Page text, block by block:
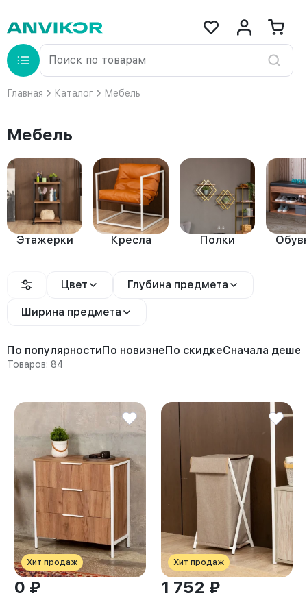
Главная Каталог Мебель
Мебель
Этажерки Кресла Полки
Цвет Глубина предмета
Ширина предмета
По популярностиПо новизнеПо скидкеСначала
Товаров: 84
Хит продаж
0 ₽
Хит продаж
1 752 ₽